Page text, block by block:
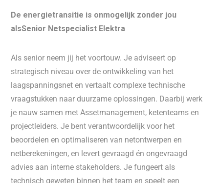
De energietransitie is onmogelijk zonder jou
alsSenior Netspecialist Elektra
Als senior neem jij het voortouw. Je adviseert op
strategisch niveau over de ontwikkeling van het
laagspanningsnet en vertaalt complexe technische
vraagstukken naar duurzame oplossingen. Daarbij werk
je nauw samen met Assetmanagement, ketenteams en
projectleiders. Je bent verantwoordelijk voor het
beoordelen en optimaliseren van netontwerpen en
netberekeningen, en levert gevraagd én ongevraagd
advies aan interne stakeholders. Je fungeert als
technisch geweten binnen het team en speelt een